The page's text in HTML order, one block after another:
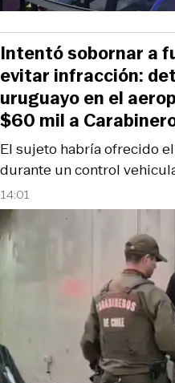
14:01
El sujeto habría ofrecido
durante un control
Intentó sobornar a
evitar infracción:
uruguayo en el
$60 mil a